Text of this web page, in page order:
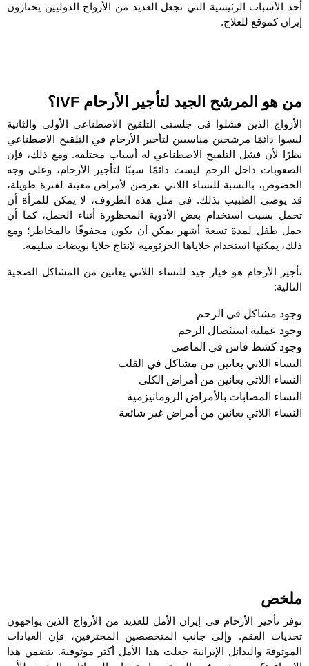
أحد الأسباب الرئيسية التي تجعل العديد من الأزواج الدوليين يختارون
إيران كموقع للعلاج.
من هو المرشح الجيد لتأجير الأرحام IVF؟
الأزواج الذين فشلوا في جلستي التلقيح الاصطناعي الأولى والثانية
ليسوا دائمًا مرشحين مناسبين لتأجير الأرحام في التلقيح الاصطناعي
نظرًا لأن فشل التلقيح الاصطناعي له أسباب مختلفة. ومع ذلك، فإن
الصعوبات داخل الرحم ليست دائمًا سببًا لتأجير الأرحام، وعلى وجه
الخصوص، بالنسبة للنساء اللاتي تعرضن لأمراض معينة لفترة طويلة،
قد يوصي الطبيب بذلك. في مثل هذه الظروف، لا يمكن للمرأة أن
تحمل بسبب استخدام بعض الأدوية المحظورة أثناء الحمل، كما أن
حمل طفل لمدة تسعة أشهر يمكن أن يكون محفوفًا بالمخاطر؛ ومع
ذلك، يمكنها استخدام خلاياها الجرثومية لإنتاج خلايا بويضات سليمة.
تأجير الأرحام هو خيار جيد للنساء اللاتي يعانين من المشاكل الصحية
التالية:
وجود مشاكل في الرحم
وجود عملية استئصال الرحم
وجود كشط قاس في الماضي
النساء اللاتي يعانين من مشاكل في القلب
النساء اللاتي يعانين من أمراض الكلى
النساء المصابات بالأمراض الروماتيزمية
النساء اللاتي يعانين من أمراض غير شائعة
ملخص
توفر تأجير الأرحام في إيران الأمل للعديد من الأزواج الذين يواجهون
تحديات العقم. وإلى جانب المتخصصين المحترفين، فإن العيادات
الموثوقة والبدائل الإيرانية جعلت هذا الأمل أكثر موثوقية. يتضمن هذا